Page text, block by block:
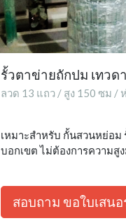
รั้วตาข่ายถักปม เทวด
ลวด 13 แถว / สูง 150 ซม /
เหมาะสำหรับ กั้นสวนหย่อม
บอกเขต ไม่ต้องการความสู
สอบถาม ขอใบเสน